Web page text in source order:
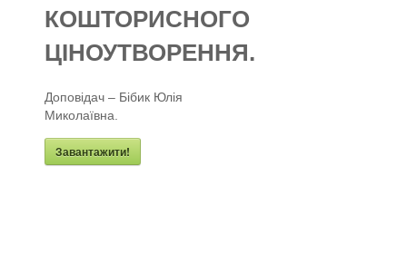
КОШТОРИСНОГО
ЦІНОУТВОРЕННЯ.
Доповідач – Бібик Юлія
Миколаївна.
Завантажити!